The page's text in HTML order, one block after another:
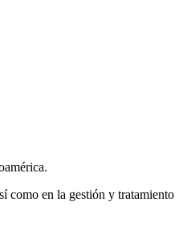
como en la gestión y tratamiento